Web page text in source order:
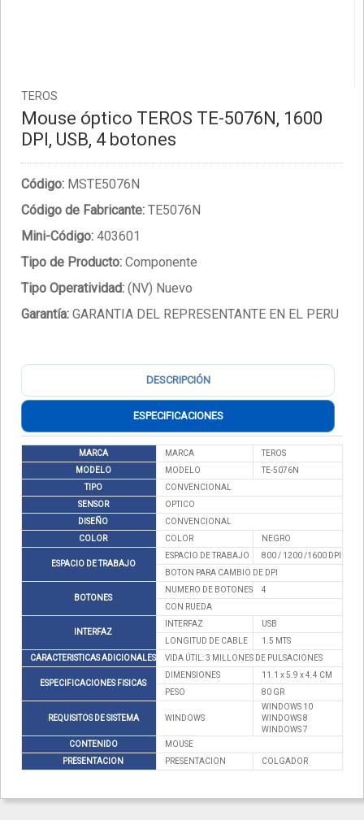
TEROS
Mouse óptico TEROS TE-5076N, 1600
DPI, USB, 4 botones
Código: MSTE5076N
Código de Fabricante: TE5076N
Mini-Código: 403601
Tipo de Producto: Componente
Tipo Operatividad: (NV) Nuevo
Garantía: GARANTIA DEL REPRESENTANTE EN EL PERU
DESCRIPCIÓN
ESPECIFICACIONES
MARCA MARCA
TEROS
MODELO
MODELO
TE-5076N
TIPO
CONVENCIONAL
SENSOR
OPTICO
DISEÑO
CONVENCIONAL
COLOR
COLOR NEGRO
ESPACIO DE TRABAJO
ESPACIO DE TRABAJO
800 / 1200 /1600 DPI
BOTON PARA CAMBIO DE DPI
BOTONES
NUMERO DE BOTONES
4
CON RUEDA
INTERFAZ
INTERFAZ
USB
LONGITUD DE CABLE
1.5 MTS
CARACTERISTICAS ADICIONALES
VIDA ÚTIL: 3 MILLONES DE PULSACIONES
ESPECIFICACIONES FISICAS
DIMENSIONES
11.1 x 5.9 x 4.4 CM
PESO
80 GR
REQUISITOS DE SISTEMA WINDOWS
WINDOWS 10
WINDOWS 8
WINDOWS 7
CONTENIDO
MOUSE
PRESENTACION
PRESENTACION COLGADOR